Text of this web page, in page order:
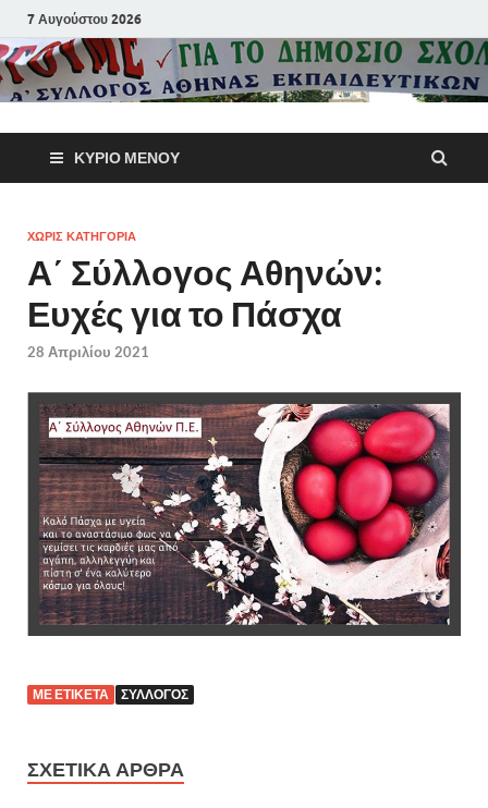
7 Αυγούστου 2026
Α΄
Αθηνών
Π.Ε.
ΚΎΡΙΟ ΜΕΝΟΎ
ΧΩΡΊΣ ΚΑΤΗΓΟΡΊΑ
Α΄ Σύλλογος Αθηνών:
Ευχές για το Πάσχα
28 Απριλίου 2021
ΜΕ ΕΤΙΚΈΤΑ ΣΎΛΛΟΓΟΣ
ΣΧΕΤΙΚΆ ΆΡΘΡΑ